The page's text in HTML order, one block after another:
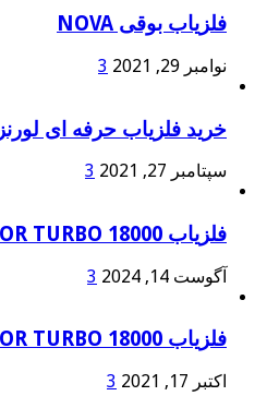
فلزیاب بوقی NOVA
نوامبر 29, 2021 3
خرید فلزیاب حرفه ای لورنز
سپتامبر 27, 2021 3
فلزیاب FULL SENSOR TURBO 18000
آگوست 14, 2024 3
فلزیاب FULL SENSOR TURBO 18000
اکتبر 17, 2021
3